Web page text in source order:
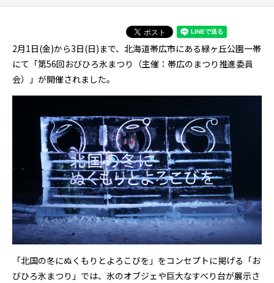
2月1日(金)から3日(日)まで、北海道帯広市にある緑ヶ丘公園一帯
にて「第56回おびひろ氷まつり（主催：帯広のまつり推進委員
会）」が開催されました。
「北国の冬にぬくもりとよろこびを」をコンセプトに掲げる「お
びひろ氷まつり」では、氷のオブジェや巨大なすべり台が展示さ